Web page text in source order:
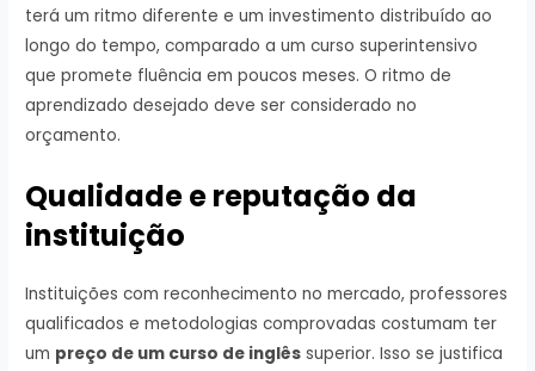
terá um ritmo diferente e um investimento distribuído ao
longo do tempo, comparado a um curso superintensivo
que promete fluência em poucos meses. O ritmo de
aprendizado desejado deve ser considerado no
orçamento.
Qualidade e reputação da
instituição
Instituições com reconhecimento no mercado, professores
qualificados e metodologias comprovadas costumam ter
um preço de um curso de inglês superior. Isso se justifica